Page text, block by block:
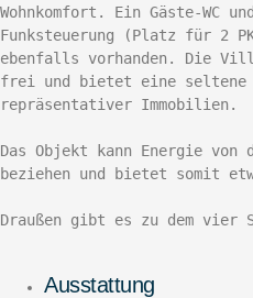
Wohnkomfort. Ein Gäste-WC
Funksteuerung (Platz für 2
ebenfalls vorhanden. Die
frei und bietet eine seltene
repräsentativer Immobilien.
Das Objekt kann Energie von
beziehen und bietet somit
Draußen gibt es zu dem vier
Ausstattung